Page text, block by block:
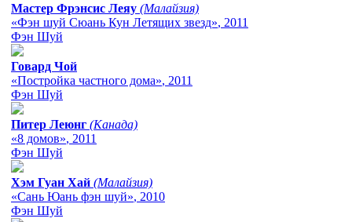
Мастер Фрэнсис Леяу (Малайзия)
«Фэн шуй Сюань Кун Летящих звезд», 2011
Фэн Шуй
Говард Чой
«Постройка частного дома», 2011
Фэн Шуй
Питер Леюнг (Канада)
«8 домов», 2011
Фэн Шуй
Хэм Гуан Хай (Малайзия)
«Сань Юань фэн шуй», 2010
Фэн Шуй